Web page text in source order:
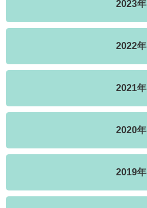
2023年
2022年
2021年
2020年
2019年